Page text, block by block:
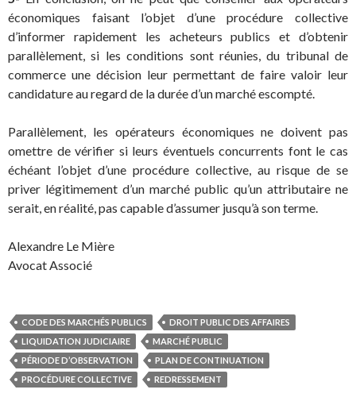
économiques faisant l’objet d’une procédure collective
d’informer rapidement les acheteurs publics et d’obtenir
parallèlement, si les conditions sont réunies, du tribunal de
commerce une décision leur permettant de faire valoir leur
candidature au regard de la durée d’un marché escompté.
Parallèlement, les opérateurs économiques ne doivent pas
omettre de vérifier si leurs éventuels concurrents font le cas
échéant l’objet d’une procédure collective, au risque de se
priver légitimement d’un marché public qu’un attributaire ne
serait, en réalité, pas capable d’assumer jusqu’à son terme.
Alexandre Le Mière
Avocat Associé
CODE DES MARCHÉS PUBLICS
DROIT PUBLIC DES AFFAIRES
LIQUIDATION JUDICIAIRE
MARCHÉ PUBLIC
PÉRIODE D’OBSERVATION
PLAN DE CONTINUATION
PROCÉDURE COLLECTIVE
REDRESSEMENT